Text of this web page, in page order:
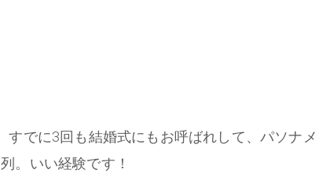
すでに3回も結婚式にもお呼ばれして、パソナメ
。いい経験です！